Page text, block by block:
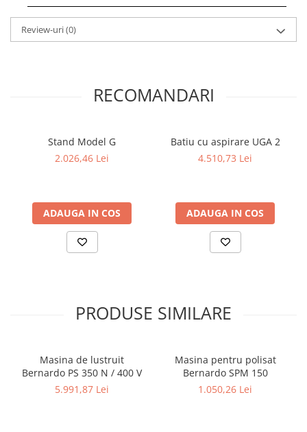
Seturi de unelte pentru strungarie
Standuri pentru strunguri
Instrumente de prindere
Elemente de prindere mecanică
Mese rotative / mese inclinabile /
Instrumente de masurare
Afisaj digital
Bloc ecartament, masurare și
Indicator cadran / Baze magnetice
Micrometru de adancime
Micrometru de interior
Review-uri(0)
RECOMANDARI
Stand Model G
2.026,46 Lei
ADAUGA IN COS
Batiu cu aspirare UGA 2
4.510,73 Lei
ADAUGA IN COS
PRODUSE SIMILARE
Masina de lustruit
Bernardo PS 350 N / 400 V
5.991,87 Lei
Masina pentru polisat
Bernardo SPM 150
1.050,26 Lei